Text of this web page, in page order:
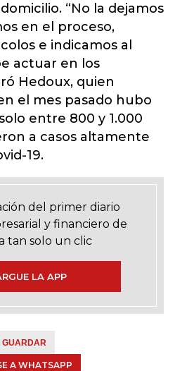
“No la dejamos
en el proceso,
e indicamos al
actuar en los
Hedoux, quien
el mes pasado hubo
entre 800 y 1.000
a casos altamente
19.
del primer diario
y financiero de
tan solo un clic
LA APP
GUARDAR
A WHATSAPP